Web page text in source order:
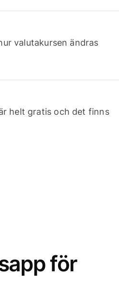
valutakursen ändras
helt gratis och det finns
för